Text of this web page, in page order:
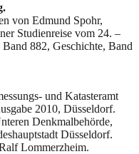
von Edmund Spohr,
Studienreise vom 24. –
882, Geschichte, Band
und Katasteramt
2010, Düsseldorf.
Denkmalbehörde,
Düsseldorf.
Lommerzheim.